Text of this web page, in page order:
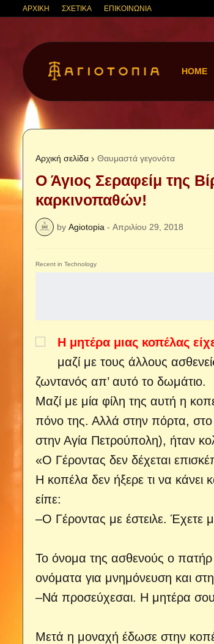
ΑΡΧΙΚΗ ΣΧΕΤΙΚΑ ΕΠΙΚΟΙΝΩΝΙΑ
HOME
Αρχική σελίδα Θαυμαστά γεγονότα
Ο Άγιος Σεραφείμ της
καρκινοπαθών!
by Agiotopia - Απριλίου 29, 2018
Recent in Technology
Η μητέρα μιας κοπέλας
μαζί με τους άλλους
ζωντανός απ’ αυτό το δωμάτιο.
Μαζί με μία φίλη της αυτή η
πόνο της. Αλλά στην πόρτα, στο
στην Αγία Πετρούπολη), ήταν
«Ο Γέροντας δεν δέχεται
Η κοπέλα δεν ήξερε τι να κάνει
είπε:
–Ο Γέροντας με έστειλε.
Το όνομα της ασθενούς ο
ονόματα για μνημόνευση και
–Νά προσεύχεσαι. Η μητέρα σου
Μετά η μοναχή έδωσε στην